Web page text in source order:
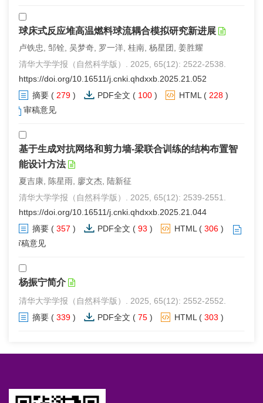
球床式反应堆高温燃料球流耦合模拟研究新进展
卢铁忠, 邹铨, 吴梦奇, 罗一洋, 桂南, 杨星团, 姜胜耀
清华大学学报（自然科学版）. 2025, 65(12): 2522-2538.
https://doi.org/10.16511/j.cnki.qhdxxb.2025.21.052
摘要 ( 279 ) PDF全文 ( 100 ) HTML( 228 )
审稿意见
基于生成对抗网络和剪力墙-梁联合训练的结构布置智
能设计方法
夏吉康, 陈星雨, 廖文杰, 陆新征
清华大学学报（自然科学版）. 2025, 65(12): 2539-2551.
https://doi.org/10.16511/j.cnki.qhdxxb.2025.21.044
摘要 ( 357 ) PDF全文 ( 93 ) HTML( 306 )
审稿意见
杨振宁简介
清华大学学报（自然科学版）. 2025, 65(12): 2552-2552.
摘要 ( 339 ) PDF全文 ( 75 ) HTML( 303 )